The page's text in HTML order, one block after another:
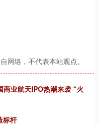
网络，不代表本站观点。
业航天IPO热潮来袭 “火
标杆